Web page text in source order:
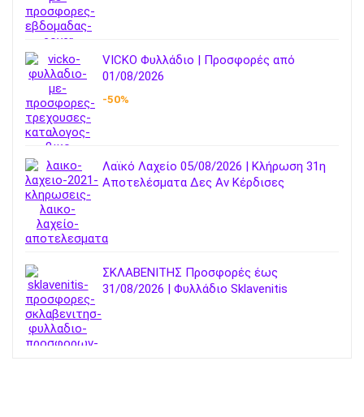
VICKO Φυλλάδιο | Προσφορές από
01/08/2026
-50%
Λαϊκό Λαχείο 05/08/2026 | Κλήρωση 31η
Αποτελέσματα Δες Αν Κέρδισες
ΣΚΛΑΒΕΝΙΤΗΣ Προσφορές έως
31/08/2026 | Φυλλάδιο Sklavenitis